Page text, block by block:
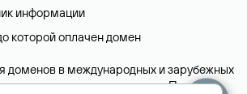
информации
которой оплачен домен
доменов в международных и зарубежных
представлены в разделе «Помощь».